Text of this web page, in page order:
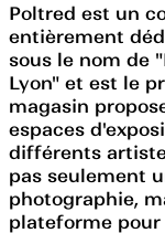
Poltred est un
entièrement
sous le nom de
Lyon" et est le
magasin
espaces
différents
pas seulement
photographie,
plateforme